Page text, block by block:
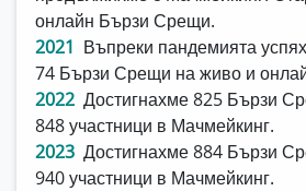
онлайн Бързи Срещи.
2021
Въпреки пандемията
74 Бързи Срещи на живо и
2022 Достигнахме 825 Бързи
848 участници в Мачмейкинг.
2023 Достигнахме 884 Бързи
940 участници в Мачмейкинг.